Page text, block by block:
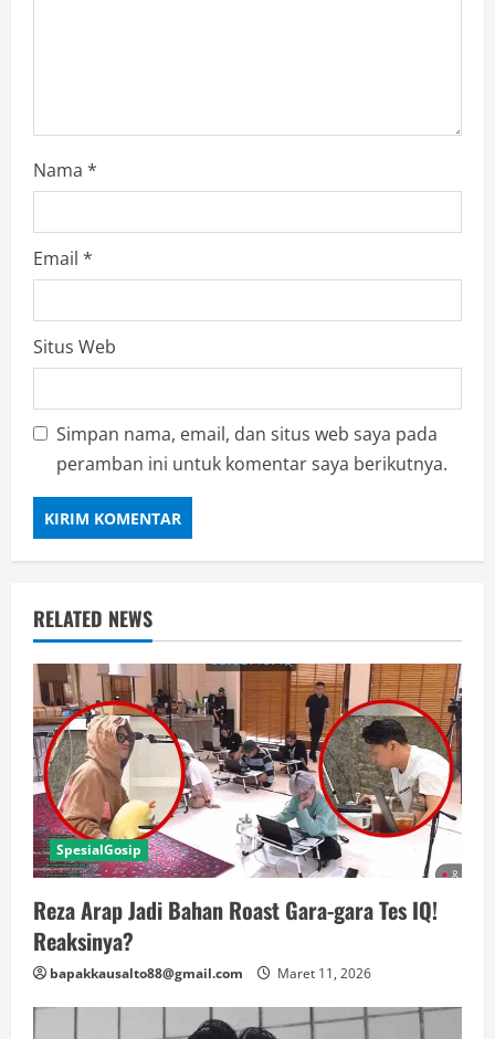
Nama *
Email *
Situs Web
Simpan nama, email, dan situs web saya pada
peramban ini untuk komentar saya berikutnya.
RELATED NEWS
SpesialGosip
Reza Arap Jadi Bahan Roast Gara-gara Tes IQ!
Reaksinya?
bapakkausalto88@gmail.com Maret 11, 2026